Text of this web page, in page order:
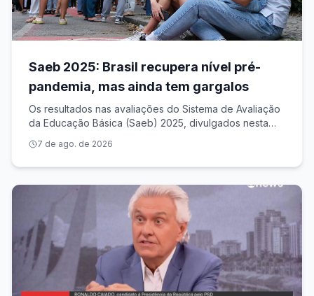
Saeb 2025: Brasil recupera nível pré-
pandemia, mas ainda tem gargalos
Os resultados nas avaliações do Sistema de Avaliação
da Educação Básica (Saeb) 2025, divulgados nesta
Brasília, mostram que, apesar da consistente melhora
dos indicadores de proficiênci
7 de ago. de 2026